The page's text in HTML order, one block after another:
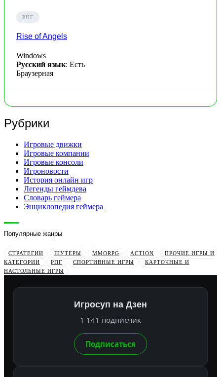
РПГ
Rise of Angels
Windows
Русский язык: Есть
Браузерная
Рубрики
Игровые движки
Игровые компании
Игровые консоли
Игроновости
История онлайн игр
Легенды геймдева
Словарь геймера
Энциклопедия геймера
Популярные жанры
СТРАТЕГИИ ШУТЕРЫ MMORPG ACTION
ПРОЧИЕ ИГРЫ И
КАТЕГОРИИ
РПГ СПОРТИВНЫЕ ИГРЫ
КАРТОЧНЫЕ И
НАСТОЛЬНЫЕ ИГРЫ
Игросуп на Дзен
1 141 подписчик
Подписаться